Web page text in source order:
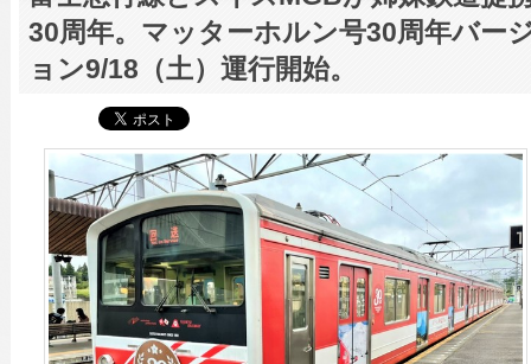
30周年。マッターホルン号30周年バー
ョン9/18（土）運行開始。